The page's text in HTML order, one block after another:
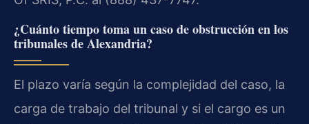
¿Cuánto tiempo toma un caso de obstrucción en los
tribunales de Alexandria?
El plazo varía según la complejidad del caso, la
carga de trabajo del tribunal y si el cargo es un